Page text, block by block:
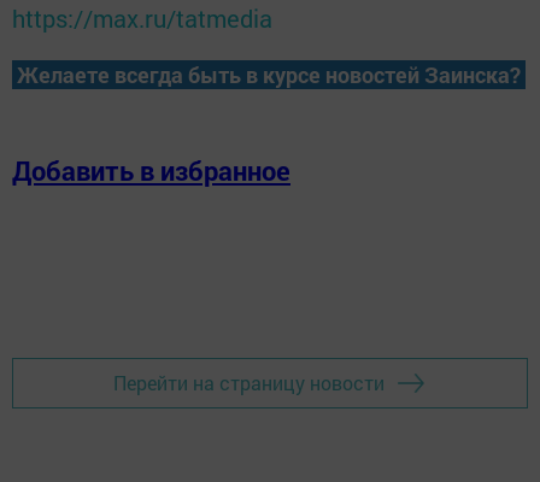
https://max.ru/tatmedia
Желаете всегда быть в курсе новостей Заинска?
Добавить в избранное
Перейти на страницу новости